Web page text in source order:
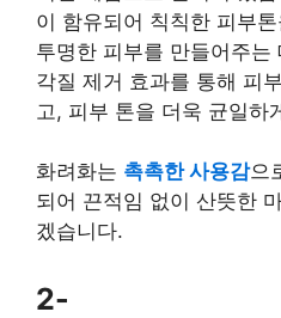
이 함유되어 칙칙한 피부
투명한 피부를 만들어주
각질 제거 효과를 통해 피
고, 피부 톤을 더욱 균일하
화려화는 촉촉한 사용감으
되어 끈적임 없이 산뜻한
겠습니다.
2-